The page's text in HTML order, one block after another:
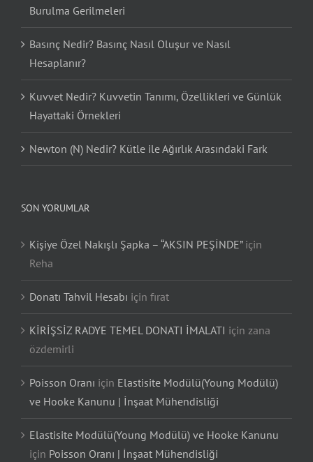
Burulma Gerilmeleri
Basınç Nedir? Basınç Nasıl Oluşur ve Nasıl
Hesaplanır?
Kuvvet Nedir? Kuvvetin Tanımı, Özellikleri ve Günlük
Hayattaki Örnekleri
Newton (N) Nedir? Kütle ile Ağırlık Arasındaki Fark
SON YORUMLAR
Kişiye Özel Nakışlı Şapka – “AKSIN PEŞİNDE”için
Reha
Donatı Tahvil Hesabı için fırat
KİRİŞSİZ RADYE TEMEL DONATI İMALATI için zana
özdemirli
Poisson Oranı için Elastisite Modülü(Young Modülü)
ve Hooke Kanunu | İnşaat Mühendisliği
Elastisite Modülü(Young Modülü) ve Hooke Kanunu
için Poisson Oranı | İnşaat Mühendisliği